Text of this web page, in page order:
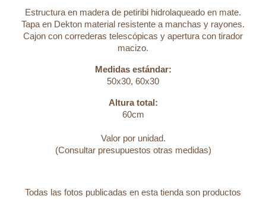
Estructura en madera de petiribi hidrolaqueado en mate.
Tapa en Dekton material resistente a manchas y rayones.
Cajon con correderas telescópicas y apertura con tirador
macizo.
Medidas estándar:
50x30, 60x30
Altura total:
60cm
Valor por unidad.
(Consultar presupuestos otras medidas)
Todas las fotos publicadas en esta tienda son productos